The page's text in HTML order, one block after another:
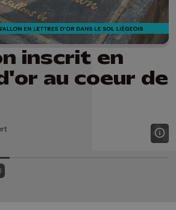
inscrit en
au coeur de
FaceBook
sur LinkedIn
sur Whatsapp